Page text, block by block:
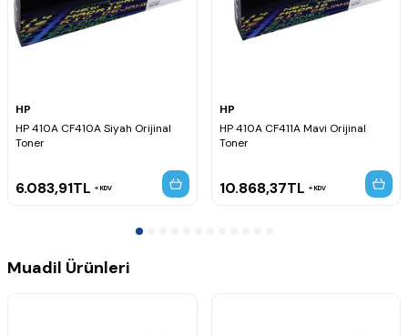
HP
HP 410A CF410A Siyah Orijinal
Toner
6.083,91TL KDV
HP
HP 410A CF411A Mavi Orijinal
Toner
10.868,37TL KDV
Muadil Ürünleri